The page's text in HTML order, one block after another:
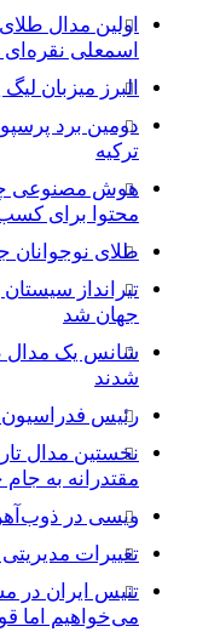
اولین مدال
اسمعلی
البرز میزبان
دومین برد
ترکیه
هوش مصنوعی
محتوا برای
طلای نوجوانان
تیرانداز
جهان شد
شدند
رئیس
نخستین مدال
مقتدرانه به جام
ویسی در
تغییرات
تنیس ایران در
می‌خواهیم اما